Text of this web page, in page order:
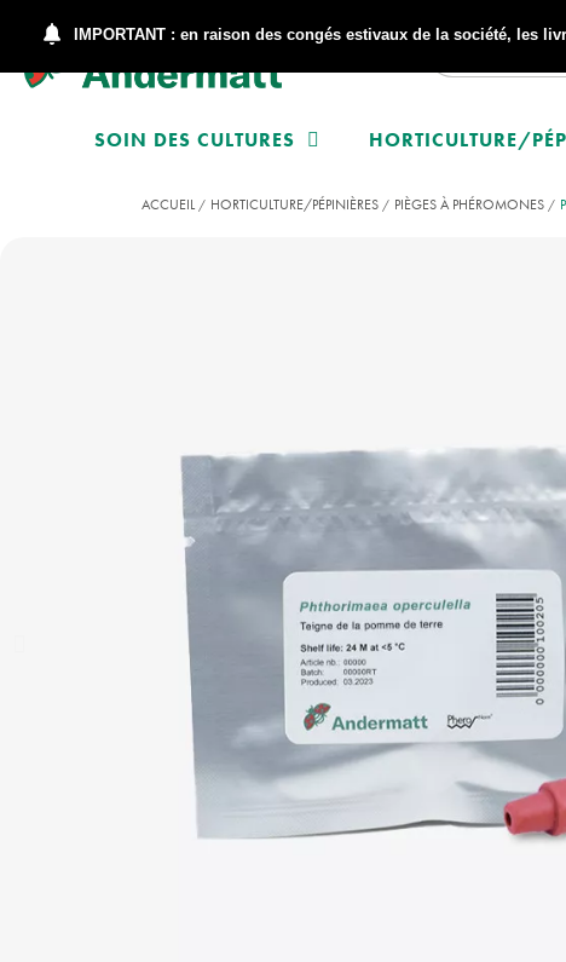
SOIN DES CULTURES HORTICULTURE/
ACCUEIL HORTICULTURE/PÉPINIÈRES PIÈGES À PHÉROMONES
IMPORTANT : en raison des congés estivaux de la société, les